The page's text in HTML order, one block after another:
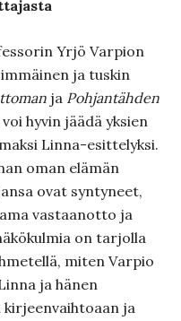
Yrjö Varpion
ja tuskin
ja Pohjantähden
hyvin jäädä yksien
Linna-esittelyksi.
oman elämän
ovat syntyneet,
vastaanotto ja
on tarjolla
miten Varpio
ja hänen
kirjeenvaihtoaan ja